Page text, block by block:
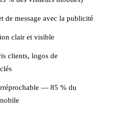
de message avec la publicité
clair et visible
clients, logos de
— 85 % du